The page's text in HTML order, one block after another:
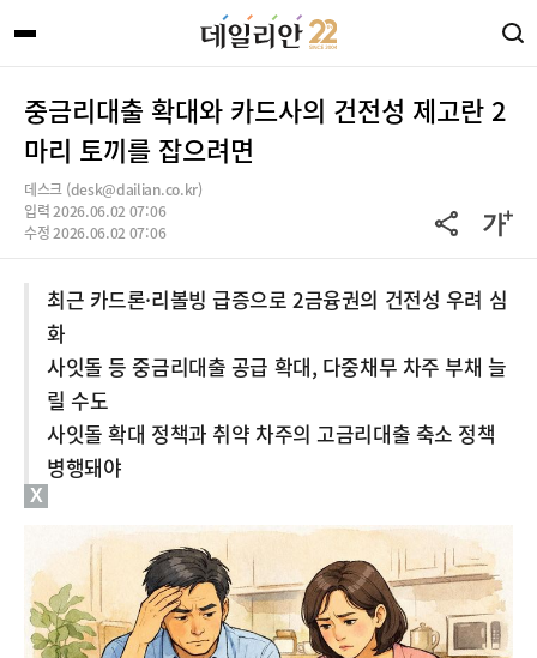
중금리대출 확대와 카드사의 건전성 제고란 2
마리 토끼를 잡으려면
데스크 (desk@dailian.co.kr)
입력 2026.06.02 07:06
수정 2026.06.02 07:06
최근 카드론·리볼빙 급증으로 2금융권의 건전성 우려 심
화
사잇돌 등 중금리대출 공급 확대, 다중채무 차주 부채 늘
릴 수도
사잇돌 확대 정책과 취약 차주의 고금리대출 축소 정책
병행돼야
X